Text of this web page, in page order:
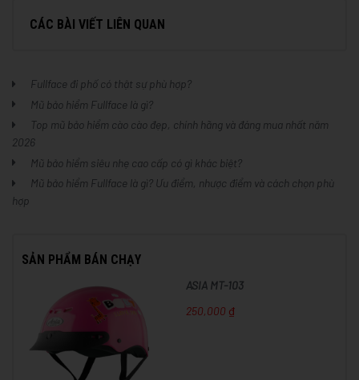
CÁC BÀI VIẾT LIÊN QUAN
Fullface đi phố có thật sự phù hợp?
Mũ bảo hiểm Fullface là gì?
Top mũ bảo hiểm cào cào đẹp, chính hãng và đáng mua nhất năm
2026
Mũ bảo hiểm siêu nhẹ cao cấp có gì khác biệt?
Mũ bảo hiểm Fullface là gì? Ưu điểm, nhược điểm và cách chọn phù
hợp
SẢN PHẨM BÁN CHẠY
ASIA MT-103
250,000 ₫